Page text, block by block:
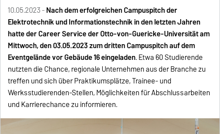
10.05.2023 -Nach dem erfolgreichen Campuspitch der
Elektrotechnik und Informationstechnik in den letzten Jahren
hatte der Career Service der Otto-von-Guericke-Universität am
Mittwoch, den 03.05.2023 zum dritten Campuspitch auf dem
Eventgelände vor Gebäude 16 eingeladen. Etwa 60 Studierende
nutzten die Chance, regionale Unternehmen aus der Branche zu
treffen und sich über Praktikumsplätze, Trainee- und
Werksstudierenden-Stellen, Möglichkeiten für Abschlussarbeiten
und Karrierechance zu informieren.